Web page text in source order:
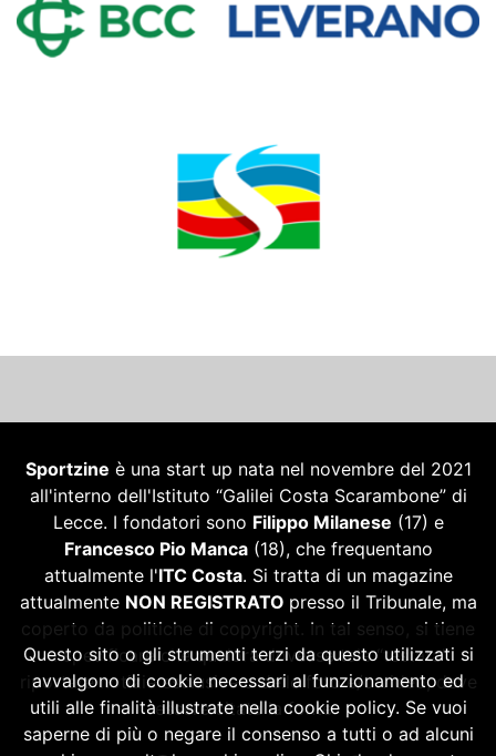
Sportzine è una start up nata nel novembre del 2021
all'interno dell'Istituto “Galilei Costa Scarambone” di
Lecce. I fondatori sono Filippo Milanese (17) e
Francesco Pio Manca(18), che frequentano
attualmente l'ITC Costa. Si tratta di un magazine
attualmente NON REGISTRATO presso il Tribunale, ma
coperto da politiche di copyright. In tal senso, si tiene
a specificare che qualora dovesse tale “testata”
riportare notizie esclusive o delle foto e/o video, deve
essere citata la fonte.
Questo sito o gli strumenti terzi da questo utilizzati si
avvalgono di cookie necessari al funzionamento ed
utili alle finalità illustrate nella cookie policy. Se vuoi
saperne di più o negare il consenso a tutti o ad alcuni